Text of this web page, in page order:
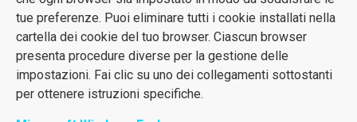
tue preferenze. Puoi eliminare tutti i cookie installati nella
cartella dei cookie del tuo browser. Ciascun browser
presenta procedure diverse per la gestione delle
impostazioni. Fai clic su uno dei collegamenti sottostanti
per ottenere istruzioni specifiche.